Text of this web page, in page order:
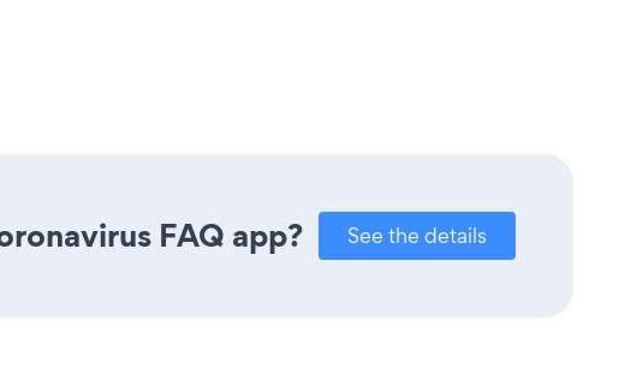
FAQ app? See the details